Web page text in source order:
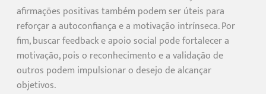
afirmações positivas também podem ser úteis para
reforçar a autoconfiança e a motivação intrínseca. Por
fim, buscar feedback e apoio social pode fortalecer a
motivação, pois o reconhecimento e a validação de
outros podem impulsionar o desejo de alcançar
objetivos.